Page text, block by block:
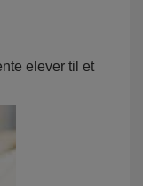
elever til et